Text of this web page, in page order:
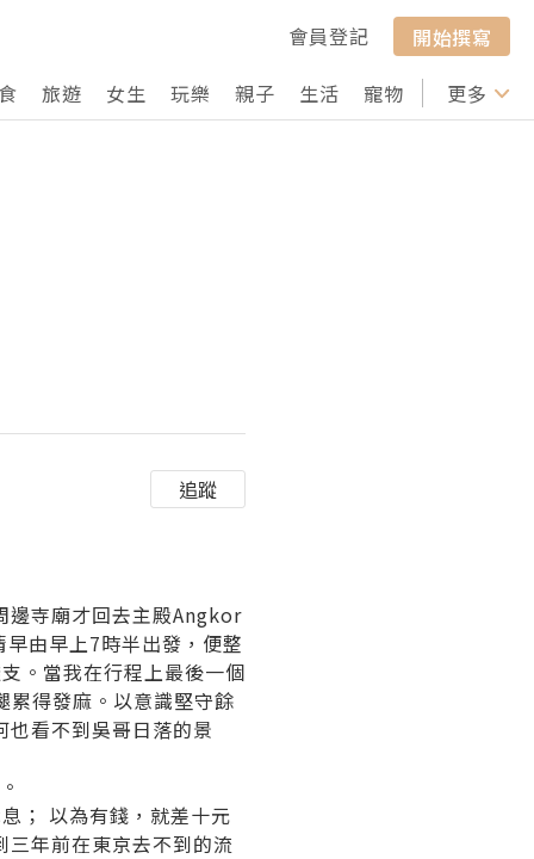
會員登記
開始撰寫
旅遊 女生 玩樂 親子 生活 寵物 行山 打卡
更多
追蹤
邊寺廟才回去主殿Angkor
由早上7時半出發，便整
。當我在行程上最後一個
得發麻。以意識堅守餘
看不到吳哥日落的景
； 以為有錢，就差十元
年前在東京去不到的流